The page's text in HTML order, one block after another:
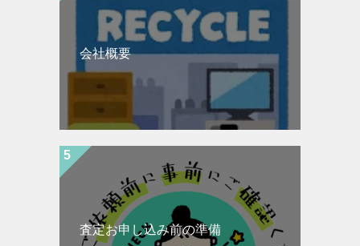
会社概要
査定お申し込み前の準備